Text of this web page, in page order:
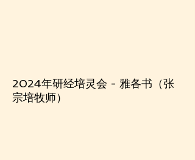
2024年研经培灵会 - 雅各书（张
宗培牧师）